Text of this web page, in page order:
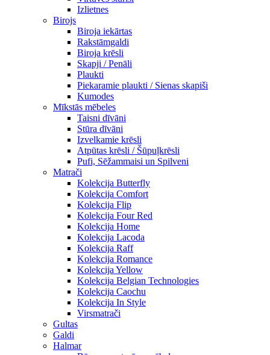
Izlietnes
Birojs
Biroja iekārtas
Rakstāmgaldi
Biroja krēsli
Skapji / Penāli
Plaukti
Piekaramie plaukti / Sienas skapiši
Kumodes
Mīkstās mēbeles
Taisni dīvāni
Stūra dīvāni
Izvelkamie krēsli
Atpūtas krēsli / Šūpuļkrēsli
Pufi, Sēžammaisi un Spilveni
Matrači
Kolekcija Butterfly
Kolekcija Comfort
Kolekcija Flip
Kolekcija Four Red
Kolekcija Home
Kolekcija Lacoda
Kolekcija Raff
Kolekcija Romance
Kolekcija Yellow
Kolekcija Belgian Technologies
Kolekcija Caochu
Kolekcija In Style
Virsmatrači
Gultas
Galdi
Halmar